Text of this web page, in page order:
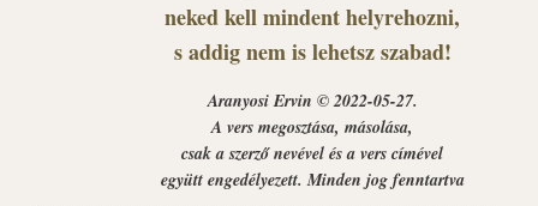
neked kell mindent helyrehozni,
s addig nem is lehetsz szabad!
Aranyosi Ervin © 2022-05-27.
A vers megosztása, másolása,
csak a szerző nevével és a vers címével
együtt engedélyezett. Minden jog fenntartva